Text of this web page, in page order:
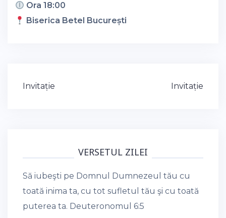
Ora 18:00
Biserica Betel București
Post
Invitație Invitație
VERSETUL ZILEI
Să iubeşti pe Domnul Dumnezeul tău cu
toată inima ta, cu tot sufletul tău şi cu toată
puterea ta. Deuteronomul 6:5